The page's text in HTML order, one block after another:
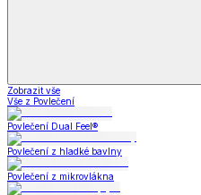
Zobrazit vše
Vše z Povlečení
Povlečení Dual Feel®
Povlečení z hladké bavlny
Povlečení z mikrovlákna